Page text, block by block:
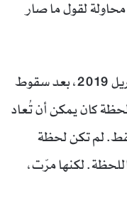
لقول ما صار
منذ أن وصلتَ إلى قيادة الجيش في أبريل 2019، بعد سقوط
كان يمكن أن تُعاد
فقط. لم تكن لحظة
لكنها مرّت،